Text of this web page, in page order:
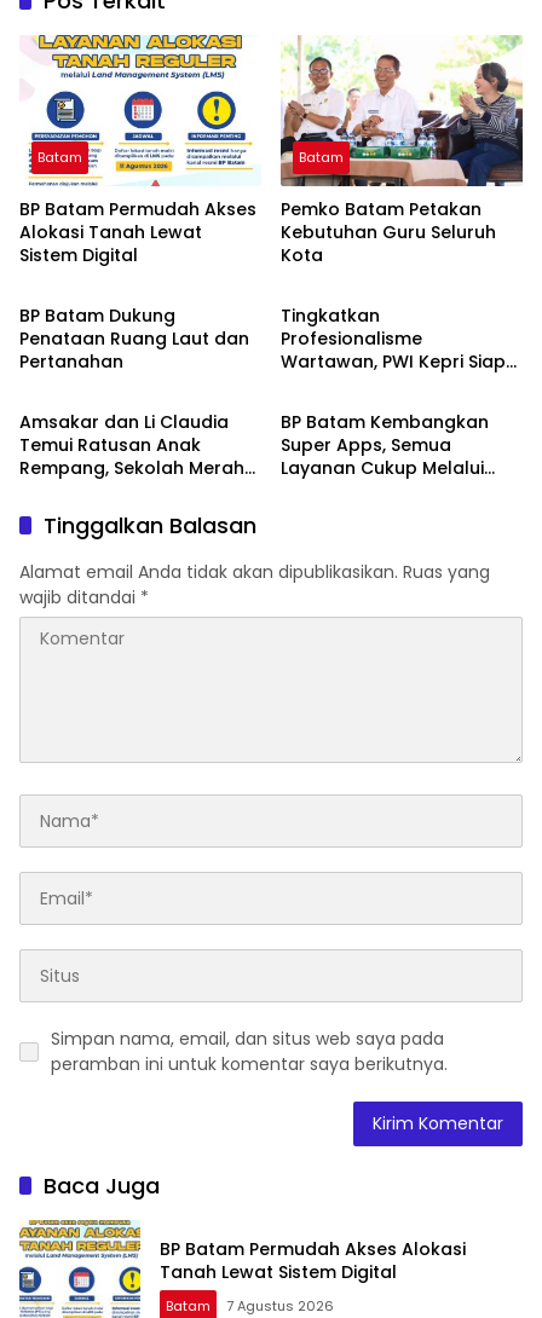
Batam
BP Batam Permudah Akses
Alokasi Tanah Lewat
Sistem Digital
Batam
Pemko Batam Petakan
Kebutuhan Guru Seluruh
Kota
Batam
BP Batam Dukung
Penataan Ruang Laut dan
Pertanahan
Batam
Tingkatkan
Profesionalisme
Wartawan, PWI Kepri Siap
Prosedur
Batam
Amsakar dan Li Claudia
Temui Ratusan Anak
Rempang, Sekolah Merah
Mimpi
Batam
BP Batam Kembangkan
Super Apps, Semua
Layanan Cukup Melalui
Tinggalkan Balasan
Alamat email Anda tidak akan dipublikasikan. Ruas yang
wajib ditandai *
Simpan nama, email, dan situs web saya pada
peramban ini untuk komentar saya berikutnya.
Baca Juga
BP Batam Permudah Akses Alokasi
Tanah Lewat Sistem Digital
Batam 7 Agustus 2026